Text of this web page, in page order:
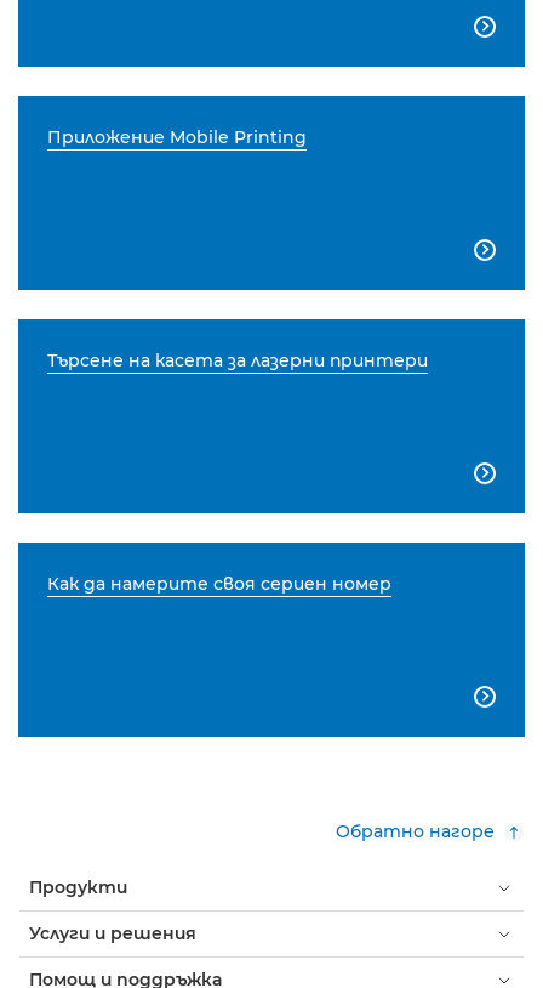

Приложение Mobile Printing

Търсене на касета за лазерни принтери

Как да намерите своя сериен номер

Обратно нагоре
Продукти
Услуги и решения
Помощ и поддръжка